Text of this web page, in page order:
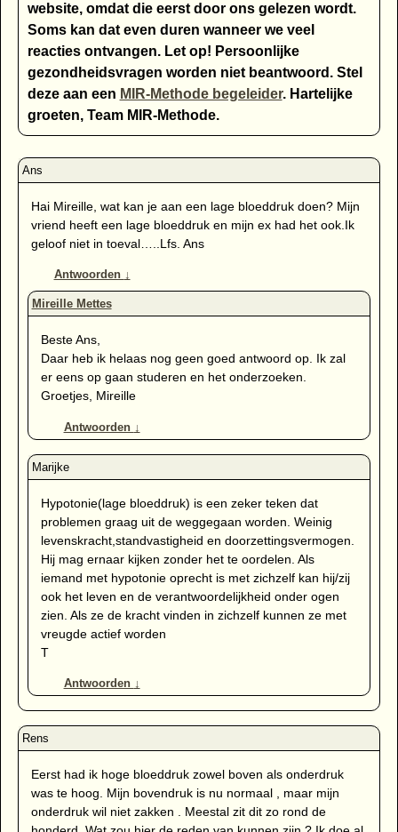
Hai Mireille, wat kan je aan een lage bloeddruk doen? Mijn
vriend heeft een lage bloeddruk en mijn ex had het ook.Ik
geloof niet in toeval…..Lfs. Ans
Antwoorden ↓
Beste Ans,
Daar heb ik helaas nog geen goed antwoord op. Ik zal
er eens op gaan studeren en het onderzoeken.
Groetjes, Mireille
Antwoorden ↓
Hypotonie(lage bloeddruk) is een zeker teken dat
problemen graag uit de weggegaan worden. Weinig
levenskracht,standvastigheid en doorzettingsvermogen.
Hij mag ernaar kijken zonder het te oordelen. Als
iemand met hypotonie oprecht is met zichzelf kan hij/zij
ook het leven en de verantwoordelijkheid onder ogen
zien. Als ze de kracht vinden in zichzelf kunnen ze met
vreugde actief worden
T
Antwoorden ↓
Eerst had ik hoge bloeddruk zowel boven als onderdruk
was te hoog. Mijn bovendruk is nu normaal , maar mijn
onderdruk wil niet zakken . Meestal zit dit zo rond de
website, omdat die eerst door ons gelezen wordt.
Soms kan dat even duren wanneer we veel
reacties ontvangen. Let op! Persoonlijke
gezondheidsvragen worden niet beantwoord. Stel
deze aan een MIR-Methode begeleider. Hartelijke
groeten, Team MIR-Methode.